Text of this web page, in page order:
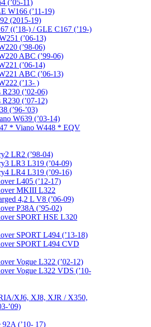
(’05-11)
W166 (’11-19)
(2015-19)
((’18-) / GLE C167 (’19-)
(’06-13)
(’98-06)
ABC (’99-06)
(’06-14)
ABC (’06-13)
(’13- )
R230 (’02-06)
R230 (’07-12)
(’96-’03)
W639 (’03-14)
* Viano W448 * EQV
LR2 (’98-04)
LR3 L319 (’04-09)
LR4 L319 (’09-16)
L405 (’12-17)
MKIII L322
4,2 L V8 (’06-09)
P38A (’95-02)
SPORT HSE L320
SPORT L494 (’13-18)
SPORT L494 CVD
Vogue L322 (’02-12)
Vogue L322 VDS (’10-
XJ6, XJ8, XJR / X350,
’09)
92A (’10- 17)